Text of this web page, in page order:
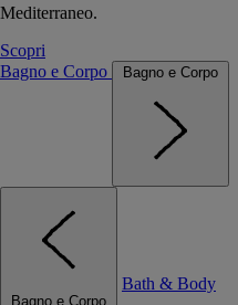
Mediterraneo.
Scopri
Bagno e Corpo
Bagno e Corpo
Bagno e Corpo
Bath & Body